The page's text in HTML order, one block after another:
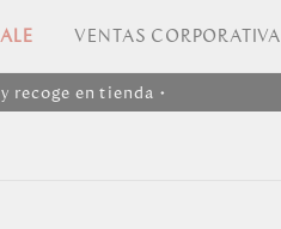
VENTAS
recoge en tienda •